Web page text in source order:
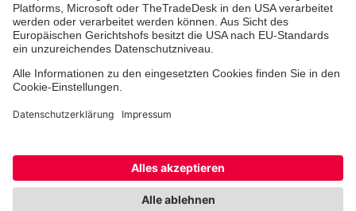
Strahlentherapie
Partner
Hinweisgebersystem
Cookie-Einstellungen Datenschutz Barrierefreiheit